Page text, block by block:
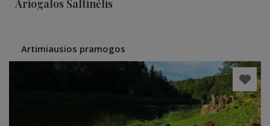
Ariogalos Šaltinėlis
Artimiausios pramogos